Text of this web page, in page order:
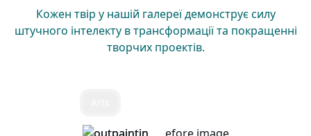
Кожен твір у нашій галереї демонструє силу
штучного інтелекту в трансформації та покращенні
творчих проектів.